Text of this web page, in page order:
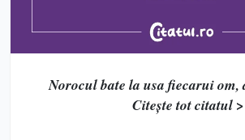
Norocul bate la usa fiecarui om,
Citește tot citatul >